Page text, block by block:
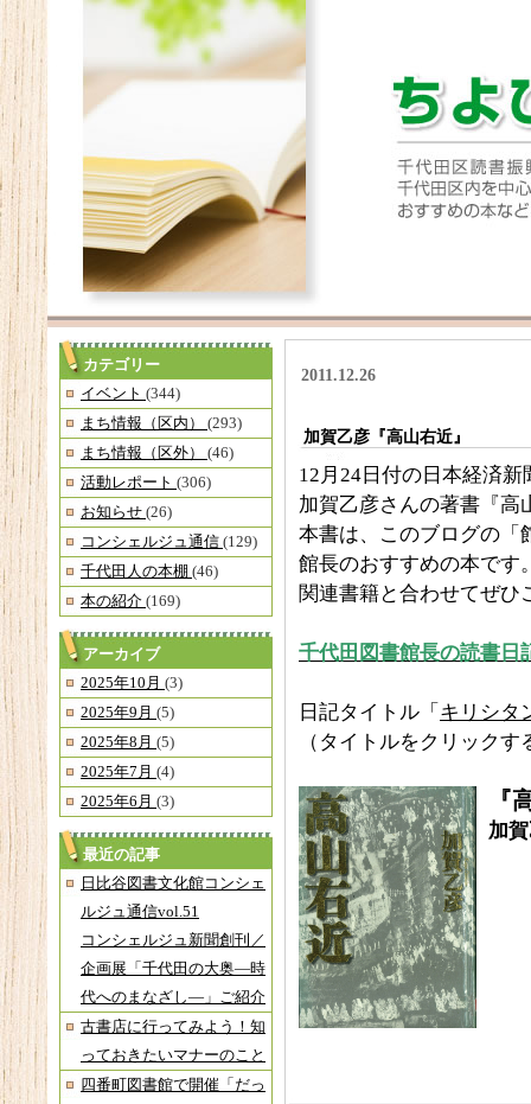
カテゴリー
イベント (344)
まち情報（区内） (293)
まち情報（区外） (46)
活動レポート (306)
お知らせ (26)
コンシェルジュ通信 (129)
千代田人の本棚 (46)
本の紹介 (169)
アーカイブ
2025年10月 (3)
2025年9月 (5)
2025年8月 (5)
2025年7月 (4)
2025年6月 (3)
最近の記事
日比谷図書文化館コンシェ
ルジュ通信vol.51
コンシェルジュ新聞創刊／
企画展「千代田の大奥―時
代へのまなざし―」ご紹介
古書店に行ってみよう！知
っておきたいマナーのこと
四番町図書館で開催「だっ
2011.12.26
加賀乙彦『高山右近』
12月24日付の日本経済
加賀乙彦さんの著書『高
本書は、このブログの「
館長のおすすめの本です
関連書籍と合わせてぜひ
千代田図書館長の読書
日記タイトル「 キリシタ
（タイトルをクリック
『
加